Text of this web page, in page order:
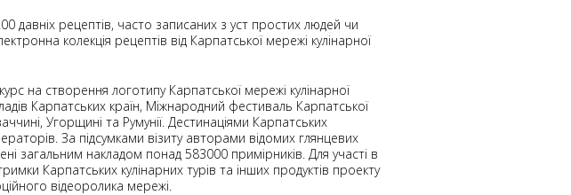
рецептів, часто записаних з уст простих людей чи
колекція рецептів від Карпатської мережі кулінарної
на створення логотипу Карпатської мережі кулінарної
Карпатських країн, Міжнародний фестиваль Карпатської
Угорщині та Румунії. Дестинаціями Карпатських
За підсумками візиту авторами відомих глянцевих
загальним накладом понад 583000 примірників. Для участі в
Карпатських кулінарних турів та інших продуктів проекту
відеоролика мережі.